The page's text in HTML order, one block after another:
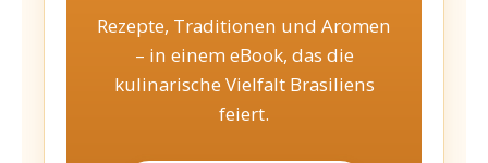
Rezepte, Traditionen und Aromen
– in einem eBook, das die
kulinarische Vielfalt Brasiliens
feiert.